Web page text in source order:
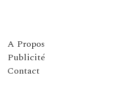
A Propos
Publicité
Contact